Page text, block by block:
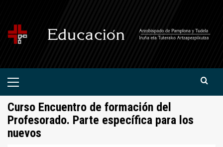
contenido
Menú
Curso Encuentro de formación del
Profesorado. Parte específica para los
nuevos